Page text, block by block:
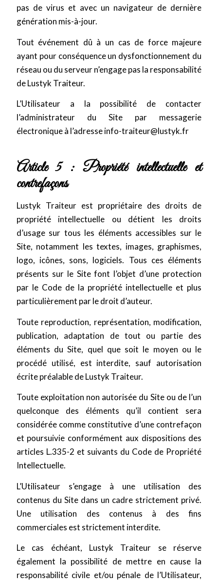
pas de virus et avec un navigateur de dernière
génération mis-à-jour.
Tout événement dû à un cas de force majeure
ayant pour conséquence un dysfonctionnement du
réseau ou du serveur n’engage pas la responsabilité
de Lustyk Traiteur.
L’Utilisateur a la possibilité de contacter
l’administrateur du Site par messagerie
électronique à l’adresseinfo-traiteur@lustyk.fr
Article 5 : Propriété intellectuelle et
contrefaçons
Lustyk Traiteur est propriétaire des droits de
propriété intellectuelle ou détient les droits
d’usage sur tous les éléments accessibles sur le
Site, notamment les textes, images, graphismes,
logo, icônes, sons, logiciels. Tous ces éléments
présents sur le Site font l’objet d’une protection
par le Code de la propriété intellectuelle et plus
particulièrement par le droit d’auteur.
Toute reproduction, représentation, modification,
publication, adaptation de tout ou partie des
éléments du Site, quel que soit le moyen ou le
procédé utilisé, est interdite, sauf autorisation
écrite préalable de Lustyk Traiteur.
Toute exploitation non autorisée du Site ou de l’un
quelconque des éléments qu’il contient sera
considérée comme constitutive d’une contrefaçon
et poursuivie conformément aux dispositions des
articles L.335-2 et suivants du Code de Propriété
Intellectuelle.
L’Utilisateur s’engage à une utilisation des
contenus du Site dans un cadre strictement privé.
Une utilisation des contenus à des fins
commerciales est strictement interdite.
Le cas échéant, Lustyk Traiteur se réserve
également la possibilité de mettre en cause la
responsabilité civile et/ou pénale de l’Utilisateur,